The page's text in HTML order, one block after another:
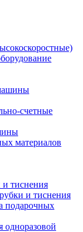
счетные
материалов
тиснения
и тиснения
подарочных
одноразовой